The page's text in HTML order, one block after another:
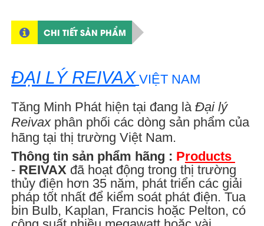
CHI TIẾT SẢN PHẨM
ĐẠI LÝ REIVAX VIỆT NAM
Tăng Minh Phát hiện tại đang là Đại lý
Reivax phân phối các dòng sản phẩm của
hãng tại thị trường Việt Nam.
Thông tin sản phẩm hãng : Products
- REIVAX đã hoạt động trong thị trường
thủy điện hơn 35 năm, phát triển các giải
pháp tốt nhất để kiểm soát phát điện. Tua
bin Bulb, Kaplan, Francis hoặc Pelton, có